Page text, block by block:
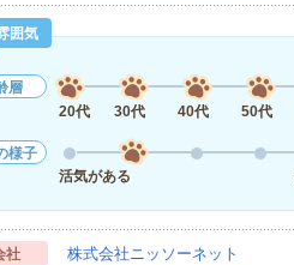
囲気
層
20代
30代 40代 50代
様子
活気がある
社 株式会社ニッソーネット